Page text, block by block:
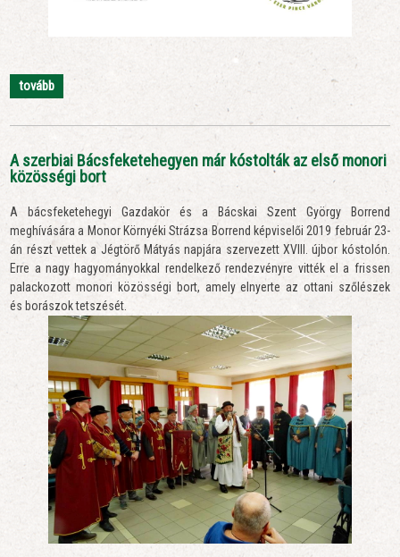
tovább
A szerbiai Bácsfeketehegyen már kóstolták az első monori
közösségi bort
A bácsfeketehegyi Gazdakör és a Bácskai Szent György Borrend
meghívására a Monor Környéki Strázsa Borrend képviselői 2019 február 23-
án részt vettek a Jégtörő Mátyás napjára szervezett XVIII. újbor kóstolón.
Erre a nagy hagyományokkal rendelkező rendezvényre vitték el a frissen
palackozott monori közösségi bort, amely elnyerte az ottani szőlészek
és borászok tetszését.